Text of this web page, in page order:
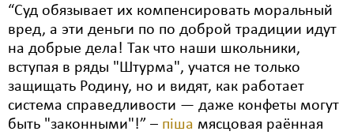
“Суд обязывает их компенсировать моральный
вред, а эти деньги по по доброй традиции идут
на добрые дела! Так что наши школьники,
вступая в ряды "Штурма", учатся не только
защищать Родину, но и видят, как работает
система справедливости — даже конфеты могут
быть "законными"!” – піша мясцовая раённая
Правы дзіцяці
Пэнітэнцыярная сыстэма
Распальваньне варожасьці
Рознае